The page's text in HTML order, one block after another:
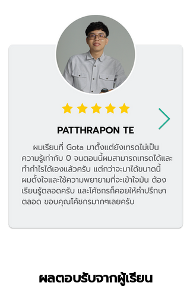
ผลตอบรับจากผู้เรียน